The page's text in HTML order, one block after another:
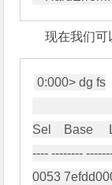
现在我们可
0:000> dg fs
Sel    Base
---- --------
0053